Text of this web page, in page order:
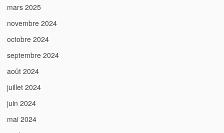
mars 2025
novembre 2024
octobre 2024
septembre 2024
août 2024
juillet 2024
juin 2024
mai 2024